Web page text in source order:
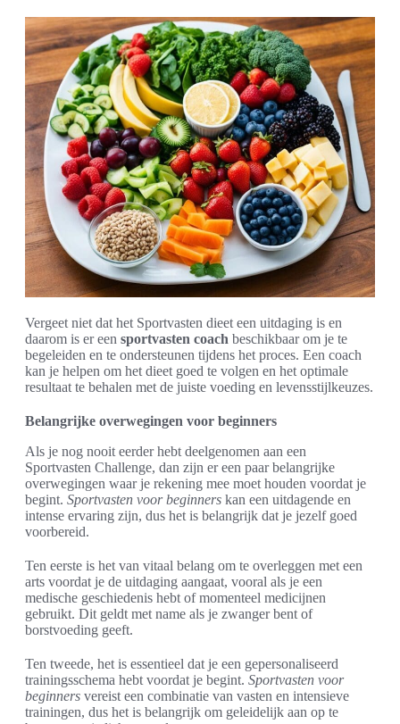
Vergeet niet dat het Sportvasten dieet een uitdaging is en
daarom is er een sportvasten coach beschikbaar om je te
begeleiden en te ondersteunen tijdens het proces. Een coach
kan je helpen om het dieet goed te volgen en het optimale
resultaat te behalen met de juiste voeding en levensstijlkeuzes.
Belangrijke overwegingen voor beginners
Als je nog nooit eerder hebt deelgenomen aan een
Sportvasten Challenge, dan zijn er een paar belangrijke
overwegingen waar je rekening mee moet houden voordat je
begint. Sportvasten voor beginners kan een uitdagende en
intense ervaring zijn, dus het is belangrijk dat je jezelf goed
voorbereid.
Ten eerste is het van vitaal belang om te overleggen met een
arts voordat je de uitdaging aangaat, vooral als je een
medische geschiedenis hebt of momenteel medicijnen
gebruikt. Dit geldt met name als je zwanger bent of
borstvoeding geeft.
Ten tweede, het is essentieel dat je een gepersonaliseerd
trainingsschema hebt voordat je begint. Sportvasten voor
beginners vereist een combinatie van vasten en intensieve
trainingen, dus het is belangrijk om geleidelijk aan op te